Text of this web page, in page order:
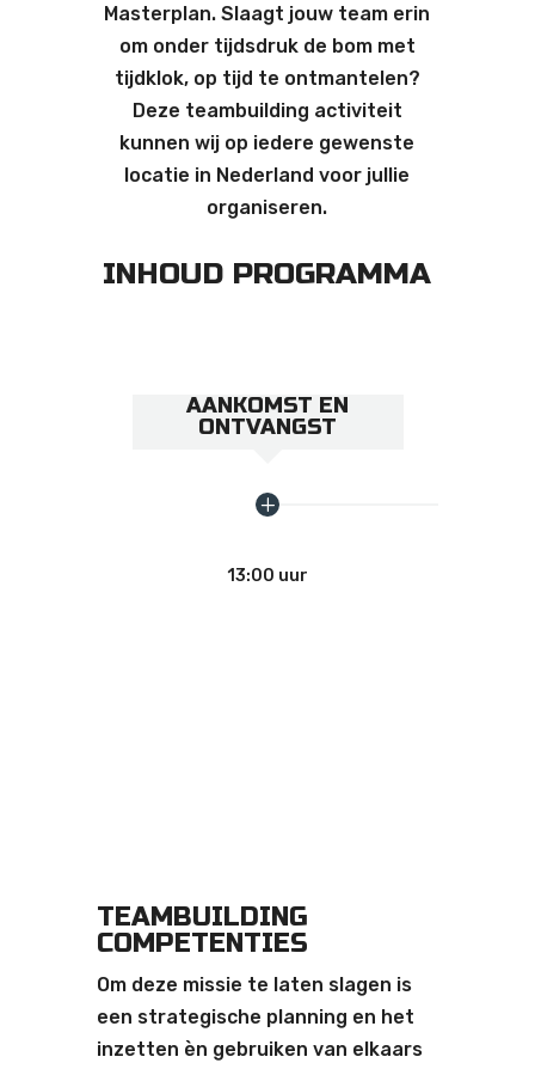
Masterplan. Slaagt jouw team erin
om onder tijdsdruk de bom met
tijdklok, op tijd te ontmantelen?
Deze teambuilding activiteit
kunnen wij op iedere gewenste
locatie in Nederland voor jullie
organiseren.
INHOUD PROGRAMMA
13:00 uur
AANKOMST EN
ONTVANGST
TEAMBUILDING
COMPETENTIES
Om deze missie te laten slagen is
een strategische planning en het
inzetten èn gebruiken van elkaars